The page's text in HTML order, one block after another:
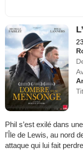
Phil s’est exilé dans
l'Île de Lewis, au nord
attaque qui lui fait